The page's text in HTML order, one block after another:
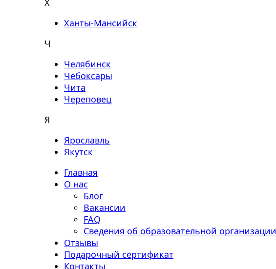
Х
Ханты-Мансийск
Ч
Челябинск
Чебоксары
Чита
Череповец
Я
Ярославль
Якутск
Главная
О нас
Блог
Вакансии
FAQ
Сведения об образовательной организации
Отзывы
Подарочный сертификат
Контакты